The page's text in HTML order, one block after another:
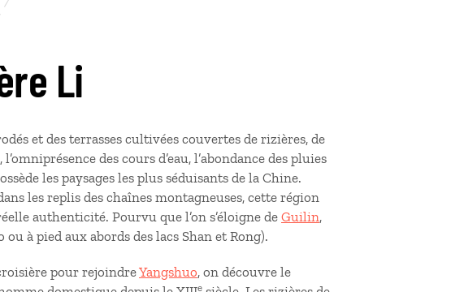
Li
et des terrasses cultivées couvertes de rizières, de
des cours d’eau, l’abondance des pluies
les paysages les plus séduisants de la Chine.
les replis des chaînes montagneuses, cette région
authenticité. Pourvu que l’on s’éloigne de Guilin,
à pied aux abords des lacs Shan et Rong).
pour rejoindreYangshuo, on découvre le
e